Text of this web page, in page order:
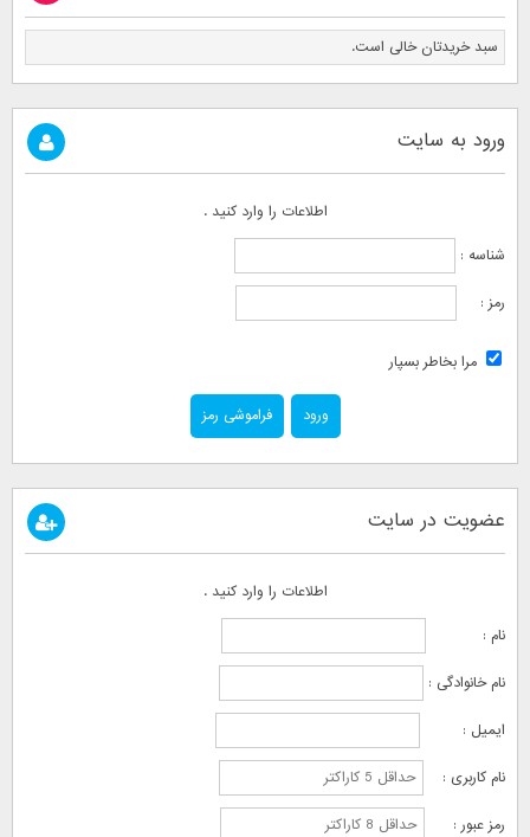
سبد خریدتان خالی است.
ورود به سایت
اطلاعات را وارد کنید .
شناسه :
رمز :
مرا بخاطر بسپار
فراموشی رمز
عضویت در سایت
اطلاعات را وارد کنید .
نام :
نام خانوادگی :
ایمیل :
نام کاربری :
رمز عبور :